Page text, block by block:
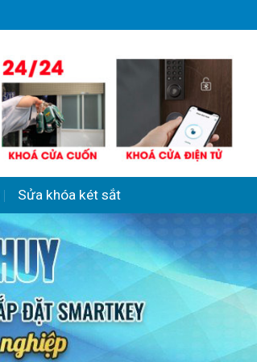
Sửa khóa két sắt